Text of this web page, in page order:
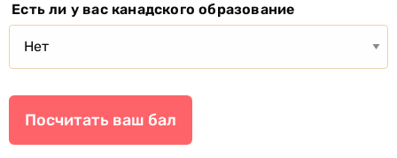
Есть ли у вас канадского образование
Посчитать ваш бал